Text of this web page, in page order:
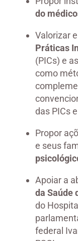
do
Valorizar
Práticas
(PICs) e
como
das PICs
Propor
e seus
Apoiar a
da Saúde
do
federal